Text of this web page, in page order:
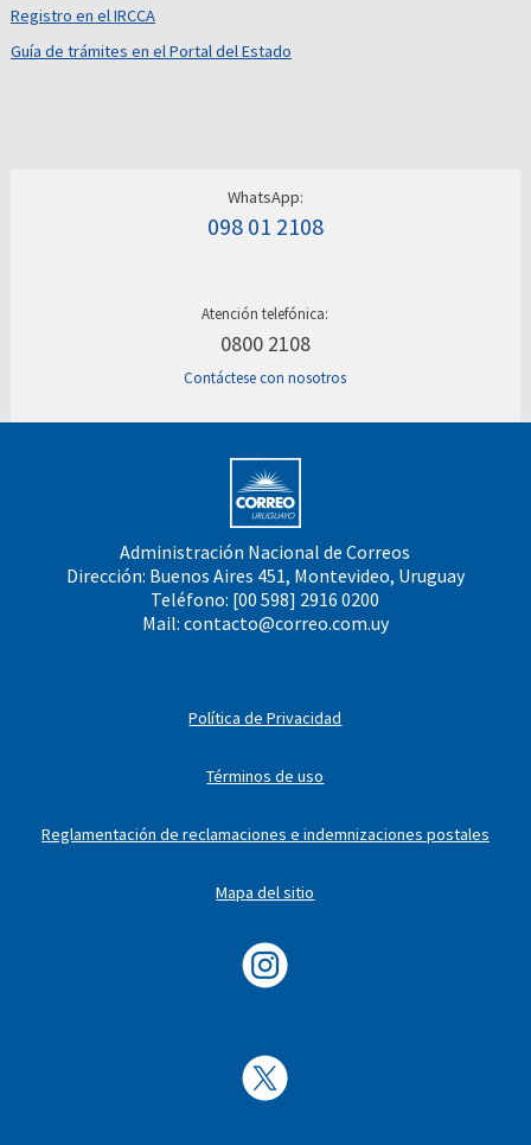
Registro en el IRCCA
Guía de trámites en el Portal del Estado
WhatsApp:
098 01 2108
Atención telefónica:
0800 2108
Contáctese con nosotros
Administración Nacional de Correos
Dirección: Buenos Aires 451, Montevideo, Uruguay
Teléfono: [00 598] 2916 0200
Mail: contacto@correo.com.uy
Política de Privacidad
Términos de uso
Reglamentación de reclamaciones e indemnizaciones postales
Mapa del sitio